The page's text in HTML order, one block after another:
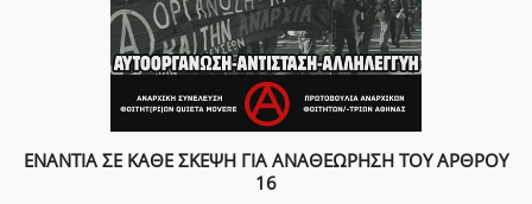
ΕΝΑΝΤΙΑ ΣΕ ΚΑΘΕ ΣΚΕΨΗ ΓΙΑ ΑΝΑΘΕΩΡΗΣΗ ΤΟΥ ΑΡΘΡΟΥ
16